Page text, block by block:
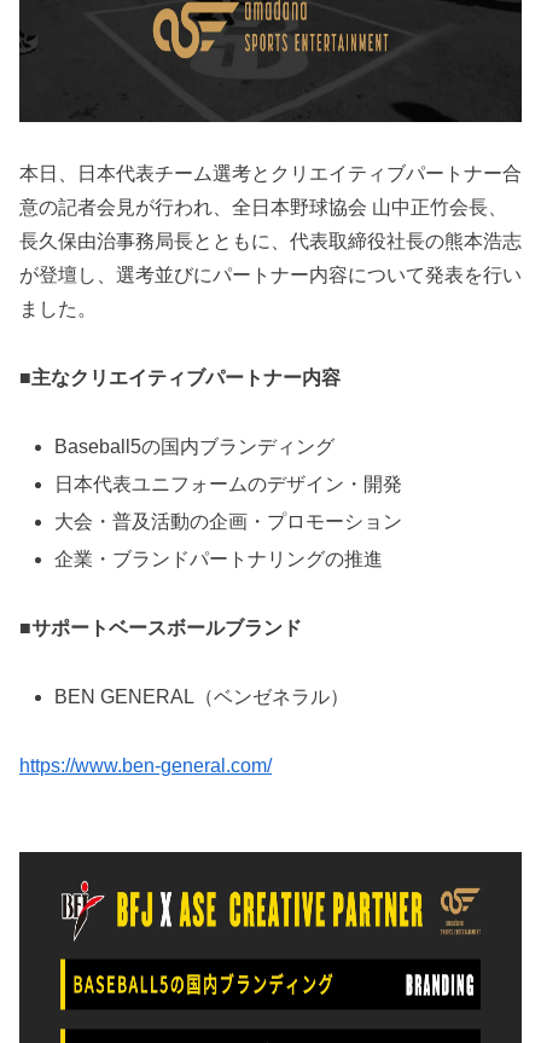
本日、日本代表チーム選考とクリエイティブパートナー合
意の記者会見が行われ、全日本野球協会 山中正竹会長、
長久保由治事務局長とともに、代表取締役社長の熊本浩志
が登壇し、選考並びにパートナー内容について発表を行い
ました。
■主なクリエイティブパートナー内容
Baseball5の国内ブランディング
⽇本代表ユニフォームのデザイン・開発
⼤会・普及活動の企画・プロモーション
企業・ブランドパートナリングの推進
■サポートベースボールブランド
BEN GENERAL（ベンゼネラル）
https://www.ben-general.com/